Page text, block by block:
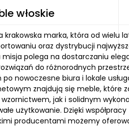
włoskie
krakowska marka, która od wielu
oraz dystrybucji
misja polega na dostarczaniu
do różnorodnych
nowoczesne biura i lokale
znajdują się meble, które
wzornictwem, jak i solidnym
użytkowanie. Dzięki współpracy
producentami możemy